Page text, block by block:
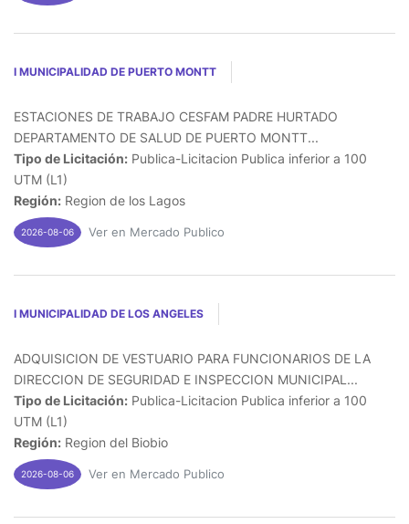
I MUNICIPALIDAD DE PUERTO MONTT
ESTACIONES DE TRABAJO CESFAM PADRE HURTADO
DEPARTAMENTO DE SALUD DE PUERTO MONTT...
Tipo de Licitación: Publica-Licitacion Publica inferior a 100
UTM (L1)
Región: Region de los Lagos
2026-08-06 Ver en Mercado Publico
I MUNICIPALIDAD DE LOS ANGELES
ADQUISICION DE VESTUARIO PARA FUNCIONARIOS DE LA
DIRECCION DE SEGURIDAD E INSPECCION MUNICIPAL...
Tipo de Licitación: Publica-Licitacion Publica inferior a 100
UTM (L1)
Región: Region del Biobio
2026-08-06 Ver en Mercado Publico